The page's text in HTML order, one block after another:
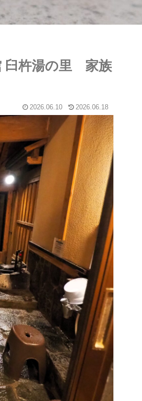
臼杵湯の里 家族
2026.06.10 2026.06.18